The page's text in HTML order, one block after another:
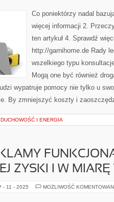
Co poniektórzy nadal
więcej informacji 2.
ten artykuł 4. Sprawdź
http://garnihome.de Rady
wszelkiego typu
Mogą one być również
wypatruje pomocy nie tylko u
By zmniejszyć koszty i
I ENERGIA
ZYSKI I W MIARĘ
- 11 - 2025 MOŻLIWOŚĆ